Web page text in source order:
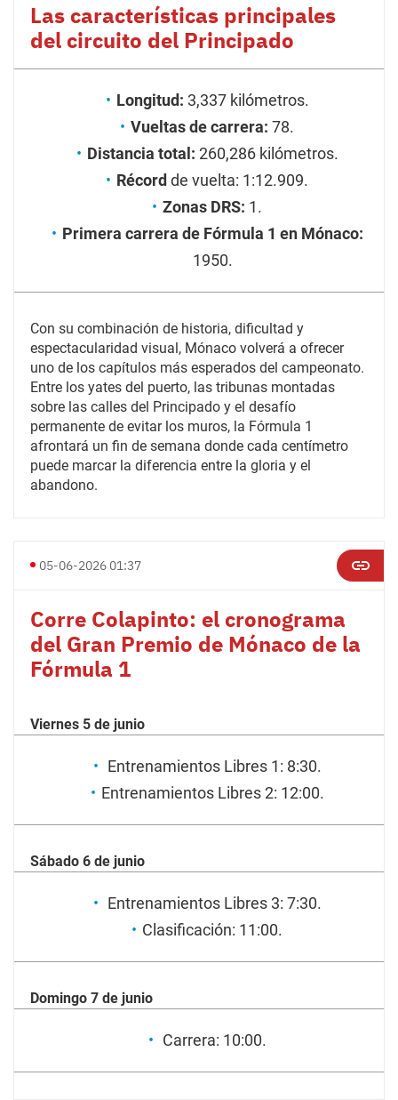
Las características principales
del circuito del Principado
Longitud: 3,337 kilómetros.
Vueltas de carrera: 78.
Distancia total: 260,286 kilómetros.
Récord de vuelta: 1:12.909.
Zonas DRS: 1.
Primera carrera de Fórmula 1 en Mónaco:
1950.
Con su combinación de historia, dificultad y
espectacularidad visual, Mónaco volverá a ofrecer
uno de los capítulos más esperados del campeonato.
Entre los yates del puerto, las tribunas montadas
sobre las calles del Principado y el desafío
permanente de evitar los muros, la Fórmula 1
afrontará un fin de semana donde cada centímetro
puede marcar la diferencia entre la gloria y el
abandono.
05-06-2026 01:37
Corre Colapinto: el cronograma
del Gran Premio de Mónaco de la
Fórmula 1
Viernes 5 de junio
Entrenamientos Libres 1: 8:30.
Entrenamientos Libres 2: 12:00.
Sábado 6 de junio
Entrenamientos Libres 3: 7:30.
Clasificación: 11:00.
Domingo 7 de junio
Carrera: 10:00.